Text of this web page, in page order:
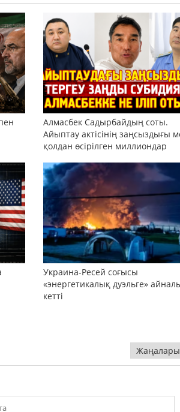
Алмасбек Садырбайдың соты.
Айыптау актісінің заңсыздығы
қолдан өсірілген миллиондар
Украина-Ресей соғысы
«энергетикалық дуэльге»
кетті